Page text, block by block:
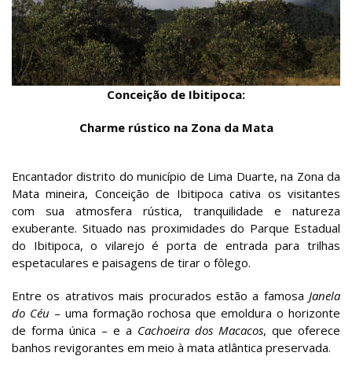
Conceição de Ibitipoca:
Charme rústico na Zona da Mata
Encantador distrito do município de Lima Duarte, na Zona da
Mata mineira, Conceição de Ibitipoca cativa os visitantes
com sua atmosfera rústica, tranquilidade e natureza
exuberante. Situado nas proximidades do Parque Estadual
do Ibitipoca, o vilarejo é porta de entrada para trilhas
espetaculares e paisagens de tirar o fôlego.
Entre os atrativos mais procurados estão a famosa Janela
do Céu – uma formação rochosa que emoldura o horizonte
de forma única – e a Cachoeira dos Macacos, que oferece
banhos revigorantes em meio à mata atlântica preservada.